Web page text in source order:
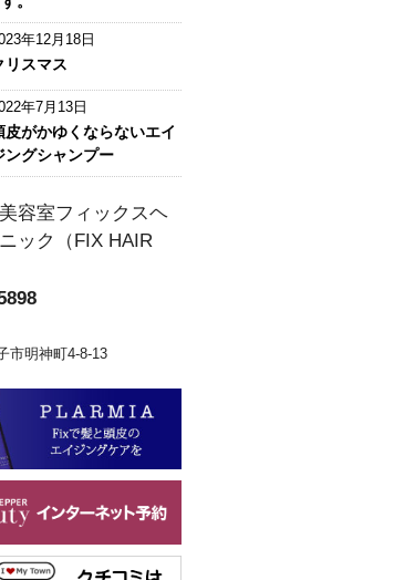
年12月18日
リスマス
年7月13日
皮がかゆくならないエイ
ングシャンプー
容室フィックスヘ
ック（FIX HAIR
市明神町4-8-13